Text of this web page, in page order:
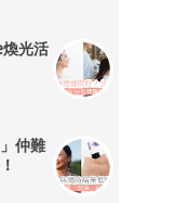
煥光活
仲難